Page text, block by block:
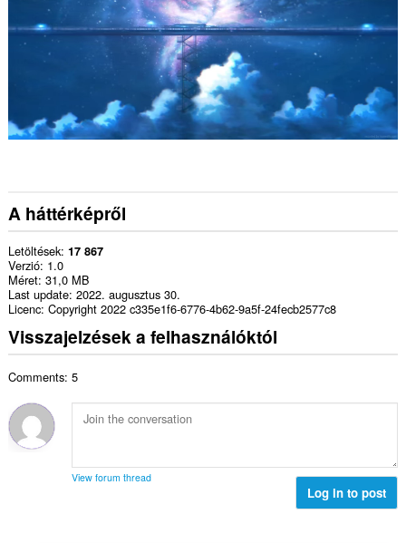
A háttérképről
Letöltések 17 867
Verzió 1.0
Méret 31,0 MB
Last update 2022. augusztus 30.
Licenc Copyright 2022 c335e1f6-6776-4b62-9a5f-24fecb2577c8
Visszajelzések a felhasználóktól
Comments: 5
View forum thread
Log in to post